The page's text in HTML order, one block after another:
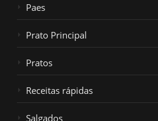
Paes
Prato Principal
Pratos
Receitas rápidas
Salgados